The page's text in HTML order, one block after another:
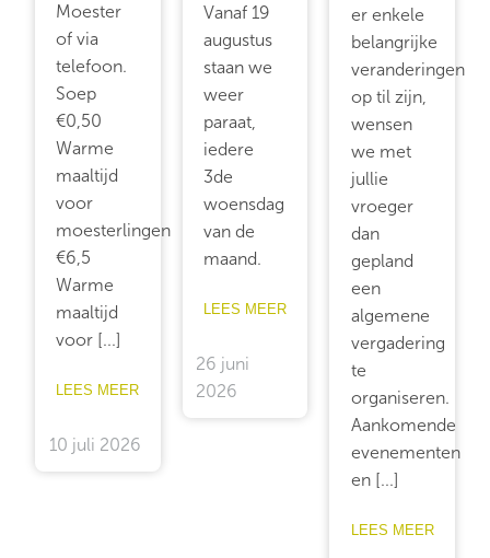
Moester
of via
telefoon.
Soep
€0,50
Warme
maaltijd
voor
moesterlingen
€6,5
Warme
maaltijd
voor [...]
LEES MEER
10 juli 2026
Vanaf 19
augustus
staan we
weer
paraat,
iedere
3de
woensdag
van de
maand.
LEES MEER
26 juni
2026
er enkele
belangrijke
veranderingen
op til zijn,
wensen
we met
jullie
vroeger
dan
gepland
een
algemene
vergadering
te
organiseren.
Aankomende
evenementen
en [...]
LEES MEER